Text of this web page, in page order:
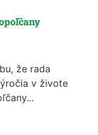
že rada
v živote